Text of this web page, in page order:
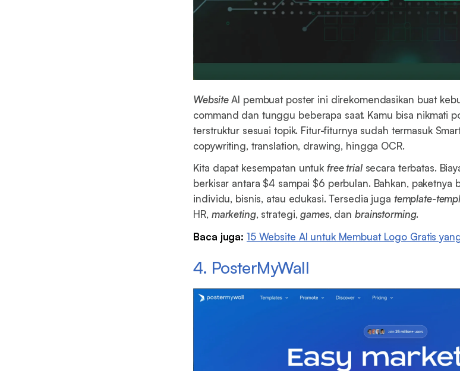
WebsiteAI pembuat poster ini direkomendasikan buat
command dan tunggu beberapa saat. Kamu bisa nikmati
terstruktur sesuai topik. Fitur-fiturnya sudah termasuk
copywriting, translation, drawing, hingga OCR.
Kita dapat kesempatan untuk free trialsecara terbatas.
berkisar antara $4 sampai $6 perbulan. Bahkan, paketnya
individu, bisnis, atau edukasi. Tersedia juga template-
HR, marketing, strategi,games, dan brainstorming.
Baca juga: 15 Website AI untuk Membuat Logo Gratis
4. PosterMyWall